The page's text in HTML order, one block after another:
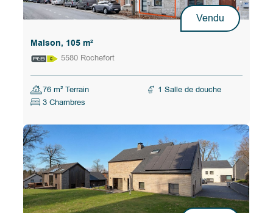
Vendu
Maison, 105 m²
5580 Rochefort
76 m² Terrain
1 Salle de douche
3 Chambres